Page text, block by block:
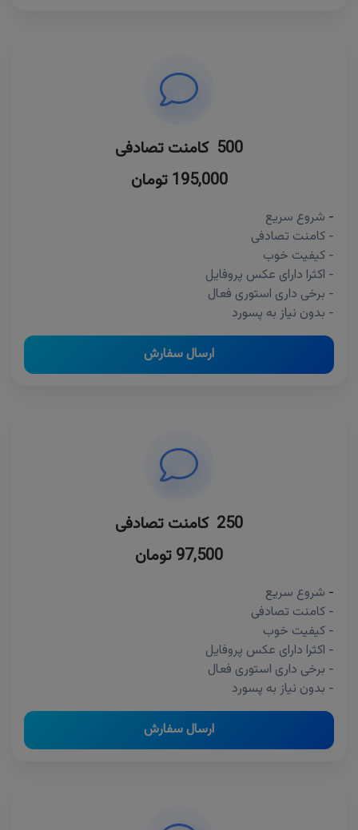
500 کامنت تصادفی
195,000 تومان
- شروع سریع
- کامنت تصادفی
- کیفیت خوب
- اکثرا دارای عکس پروفایل
- برخی داری استوری فعال
- بدون نیاز به پسورد
ارسال سفارش
250 کامنت تصادفی
97,500 تومان
- شروع سریع
- کامنت تصادفی
- کیفیت خوب
- اکثرا دارای عکس پروفایل
- برخی داری استوری فعال
- بدون نیاز به پسورد
ارسال سفارش